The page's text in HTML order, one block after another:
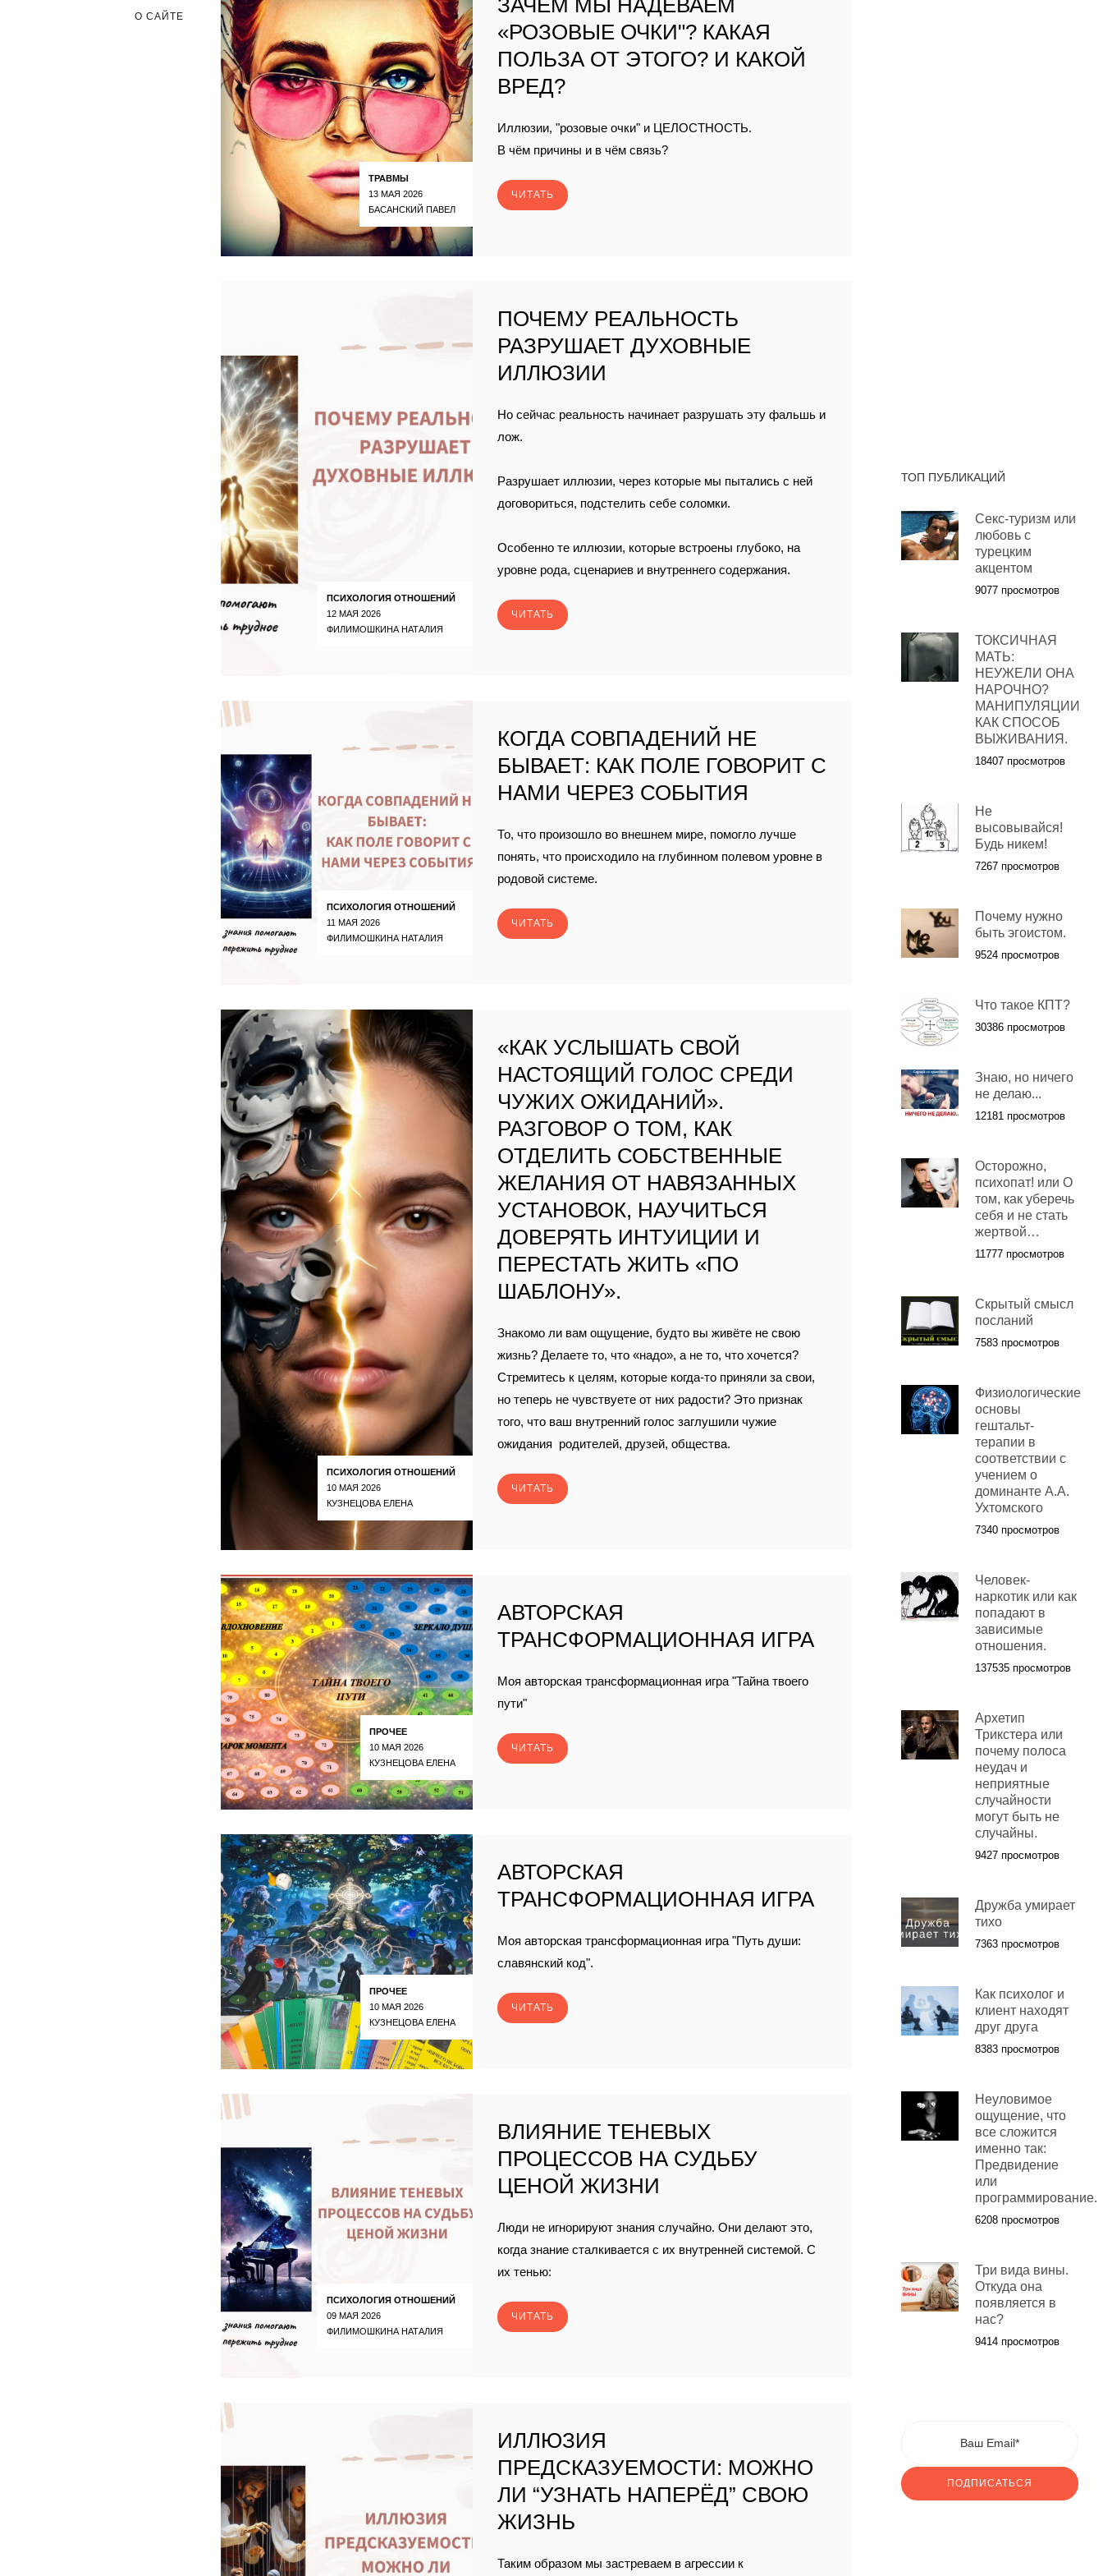
О САЙТЕ
ТРАВМЫ
13 МАЯ 2026
БАСАНСКИЙ ПАВЕЛ
ЗАЧЕМ МЫ НАДЕВАЕМ
«РОЗОВЫЕ ОЧКИ"? КАКАЯ
ПОЛЬЗА ОТ ЭТОГО? И КАКОЙ
ВРЕД?
Иллюзии, "розовые очки" и ЦЕЛОСТНОСТЬ.
В чём причины и в чём связь?
ЧИТАТЬ
ПСИХОЛОГИЯ ОТНОШЕНИЙ
12 МАЯ 2026
ФИЛИМОШКИНА НАТАЛИЯ
ПОЧЕМУ РЕАЛЬНОСТЬ
РАЗРУШАЕТ ДУХОВНЫЕ
ИЛЛЮЗИИ
Но сейчас реальность начинает разрушать эту фальшь и
лож.
Разрушает иллюзии, через которые мы пытались с ней
договориться, подстелить себе соломки.
Особенно те иллюзии, которые встроены глубоко, на
уровне рода, сценариев и внутреннего содержания.
ЧИТАТЬ
ПСИХОЛОГИЯ ОТНОШЕНИЙ
11 МАЯ 2026
ФИЛИМОШКИНА НАТАЛИЯ
КОГДА СОВПАДЕНИЙ НЕ
БЫВАЕТ: КАК ПОЛЕ ГОВОРИТ С
НАМИ ЧЕРЕЗ СОБЫТИЯ
То, что произошло во внешнем мире, помогло лучше
понять, что происходило на глубинном полевом уровне в
родовой системе.
ЧИТАТЬ
ПСИХОЛОГИЯ ОТНОШЕНИЙ
10 МАЯ 2026
КУЗНЕЦОВА ЕЛЕНА
«КАК УСЛЫШАТЬ СВОЙ
НАСТОЯЩИЙ ГОЛОС СРЕДИ
ЧУЖИХ ОЖИДАНИЙ».
РАЗГОВОР О ТОМ, КАК
ОТДЕЛИТЬ СОБСТВЕННЫЕ
ЖЕЛАНИЯ ОТ НАВЯЗАННЫХ
УСТАНОВОК, НАУЧИТЬСЯ
ДОВЕРЯТЬ ИНТУИЦИИ И
ПЕРЕСТАТЬ ЖИТЬ «ПО
ШАБЛОНУ».
Знакомо ли вам ощущение, будто вы живёте не свою
жизнь? Делаете то, что «надо», а не то, что хочется?
Стремитесь к целям, которые когда‑то приняли за свои,
но теперь не чувствуете от них радости? Это признак
того, что ваш внутренний голос заглушили чужие
ожидания родителей, друзей, общества.
ЧИТАТЬ
ПРОЧЕЕ
10 МАЯ 2026
КУЗНЕЦОВА ЕЛЕНА
АВТОРСКАЯ
ТРАНСФОРМАЦИОННАЯ ИГРА
Моя авторская трансформационная игра "Тайна твоего
пути"
ЧИТАТЬ
ПРОЧЕЕ
10 МАЯ 2026
КУЗНЕЦОВА ЕЛЕНА
АВТОРСКАЯ
ТРАНСФОРМАЦИОННАЯ ИГРА
Моя авторская трансформационная игра "Путь души:
славянский код".
ЧИТАТЬ
ПСИХОЛОГИЯ ОТНОШЕНИЙ
09 МАЯ 2026
ФИЛИМОШКИНА НАТАЛИЯ
ВЛИЯНИЕ ТЕНЕВЫХ
ПРОЦЕССОВ НА СУДЬБУ
ЦЕНОЙ ЖИЗНИ
Люди не игнорируют знания случайно. Они делают это,
когда знание сталкивается с их внутренней системой. С
их тенью:
ЧИТАТЬ
ИЛЛЮЗИЯ
ПРЕДСКАЗУЕМОСТИ: МОЖНО
ЛИ “УЗНАТЬ НАПЕРЁД” СВОЮ
ЖИЗНЬ
Таким образом мы застреваем в агрессии к
ТОП ПУБЛИКАЦИЙ
Секс-туризм или
любовь с
турецким
акцентом
9077 просмотров
ТОКСИЧНАЯ
МАТЬ:
НЕУЖЕЛИ ОНА
НАРОЧНО?
МАНИПУЛЯЦИИ
КАК СПОСОБ
ВЫЖИВАНИЯ.
18407 просмотров
Не
высовывайся!
Будь никем!
7267 просмотров
Почему нужно
быть эгоистом.
9524 просмотров
Что такое КПТ?
30386 просмотров
Знаю, но ничего
не делаю...
12181 просмотров
Осторожно,
психопат! или О
том, как уберечь
себя и не стать
жертвой…
11777 просмотров
Скрытый смысл
посланий
7583 просмотров
Физиологические
основы
гештальт-
терапии в
соответствии с
учением о
доминанте А.А.
Ухтомского
7340 просмотров
Человек-
наркотик или как
попадают в
зависимые
отношения.
137535 просмотров
Архетип
Трикстера или
почему полоса
неудач и
неприятные
случайности
могут быть не
случайны.
9427 просмотров
Дружба умирает
тихо
7363 просмотров
Как психолог и
клиент находят
друг друга
8383 просмотров
Неуловимое
ощущение, что
все сложится
именно так:
Предвидение
или
программирование.
6208 просмотров
Три вида вины.
Откуда она
появляется в
нас?
9414 просмотров
ПОДПИСАТЬСЯ